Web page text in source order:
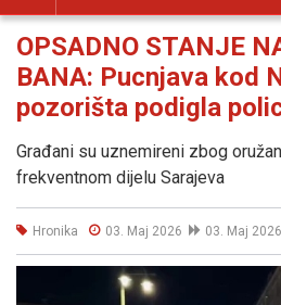
OPSADNO STANJE
BANA: Pucnjava kod
pozorišta podigla
Građani su uznemireni zbog
frekventnom dijelu Sarajeva
Hronika 03. Maj 2026 03. Maj 2026